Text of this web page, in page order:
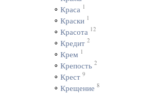
Краса 1
Краски 1
Красота 12
Кредит 2
Крем 1
Крепость 2
Крест 9
Крещение 8